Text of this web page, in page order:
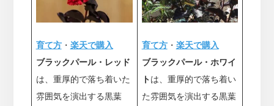
育て方・ 楽天で購入
ブラックパール・レッド
は、重厚的で落ち着いた
雰囲気を演出する黒葉
育て方・ 楽天で購入
ブラックパール・ホワイ
ト は、重厚的で落ち着い
た雰囲気を演出する黒葉